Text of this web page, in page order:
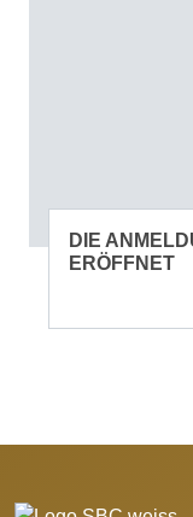
DIE
ERÖFFNET